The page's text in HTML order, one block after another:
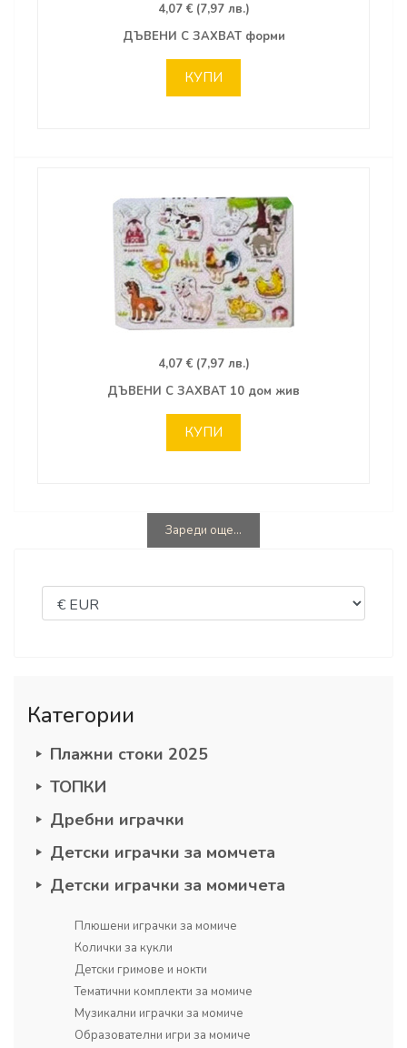
4,07 € (7,97 лв.)
ДЪВЕНИ С ЗАХВАТ форми
КУПИ
4,07 € (7,97 лв.)
ДЪВЕНИ С ЗАХВАТ 10 дом жив
КУПИ
Зареди още...
Категории
Плажни стоки 2025
ТОПКИ
Дребни играчки
Детски играчки за момчета
Детски играчки за момичета
Плюшени играчки за момиче
Колички за кукли
Детски гримове и нокти
Тематични комплекти за момиче
Музикални играчки за момиче
Образователни игри за момиче